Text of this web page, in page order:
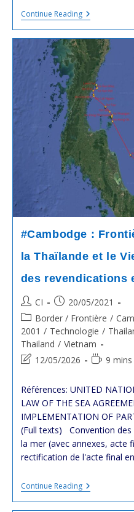
Continue ReadingLes
Frontières
Terrestres
Du
#Cambodge
Avec
La
#Thaïlande
Et
Le
#Laos
Selon
Les
Cartes
L’échelle
1/200
000
Éditées
L’Union
Soviétique
#Cambodge :
la Thaïlande et le
des revendications
Post
author:
CI
Post
published:
20/05/2021
Post
category:
Border / Frontière /
2001 / Technologie /
Thailand / Vietnam
Post
modified:
12/05/2026
Reading
9 mins
Références: UNITED
LAW OF THE SEA
IMPLEMENTATION OF
(Full texts) Convention des
la mer (avec annexes, acte
rectification de l'acte final
Continue Reading#Cambodge
:
Frontières